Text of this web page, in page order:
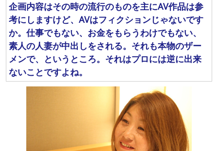
企画内容はその時の流行のものを主にAV作品は参
考にしますけど、AVはフィクションじゃないです
か。仕事でもない、お金をもらうわけでもない、
素人の人妻が中出しをされる。それも本物のザー
メンで、というところ。それはプロには逆に出来
ないことですよね。